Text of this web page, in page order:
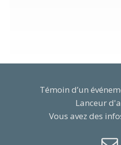
Témoin d’un
Lanceur
Vous avez des